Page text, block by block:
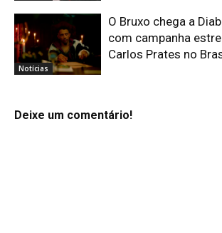
Notícias
O Bruxo chega a
com campanha
Carlos Prates no
Deixe um comentário!